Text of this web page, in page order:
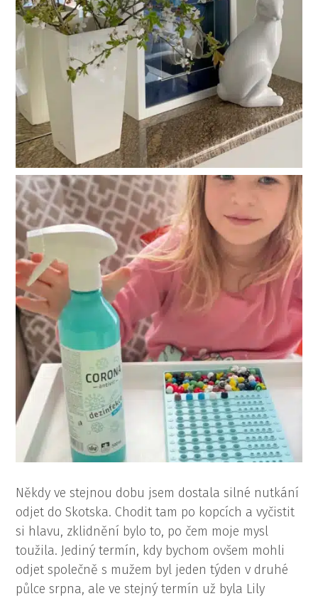
Někdy ve stejnou dobu jsem dostala silné nutkání
odjet do Skotska. Chodit tam po kopcích a vyčistit
si hlavu, zklidnění bylo to, po čem moje mysl
toužila. Jediný termín, kdy bychom ovšem mohli
odjet společně s mužem byl jeden týden v druhé
půlce srpna, ale ve stejný termín už byla Lily